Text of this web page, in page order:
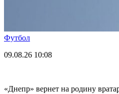
Футбол
09.08.26 10:08
«Днепр» вернет на родину